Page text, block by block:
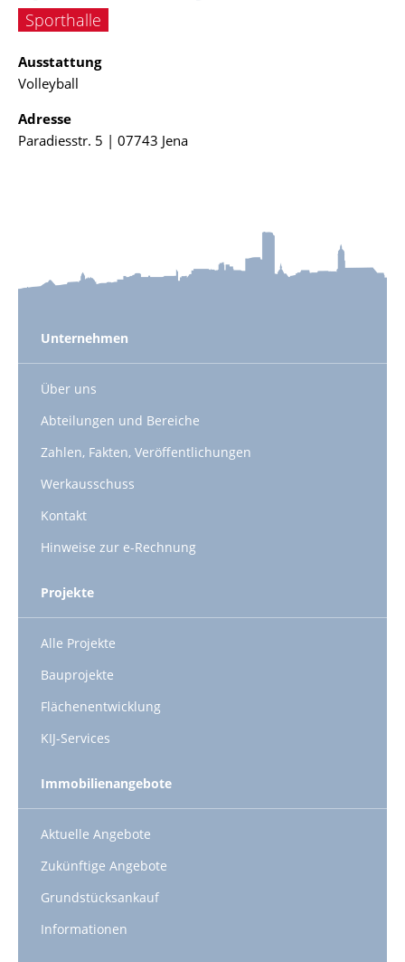
Sporthalle
Ausstattung
Volleyball
Adresse
Paradiesstr. 5 | 07743 Jena
Unternehmen
Über uns
Abteilungen und Bereiche
Zahlen, Fakten, Veröffentlichungen
Werkausschuss
Kontakt
Hinweise zur e-Rechnung
Projekte
Alle Projekte
Bauprojekte
Flächenentwicklung
KIJ-Services
Immobilienangebote
Aktuelle Angebote
Zukünftige Angebote
Grundstücksankauf
Informationen